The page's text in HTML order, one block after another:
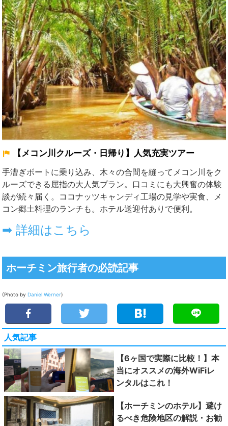
ホーチミン旅行者の必読記事
(Photo by Daniel Werner)
人気記事
【6ヶ国で実際に比較！】本
当にオススメの海外WiFiレ
ンタルはこれ！
【ホーチミンのホテル】避け
るべき危険地区の解説・お勧